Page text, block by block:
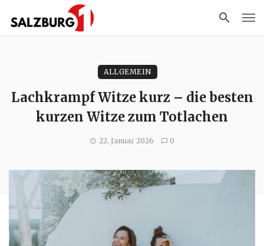
ALLGEMEIN
Lachkrampf Witze kurz – die besten
kurzen Witze zum Totlachen
22. Januar 2026 0